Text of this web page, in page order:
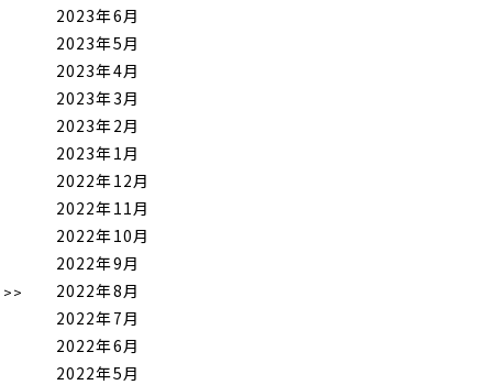
>>
2023年6月
2023年5月
2023年4月
2023年3月
2023年2月
2023年1月
2022年12月
2022年11月
2022年10月
2022年9月
2022年8月
2022年7月
2022年6月
2022年5月